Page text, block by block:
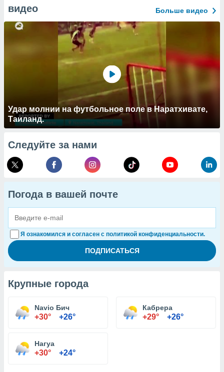
видео Больше видео
Удар молнии на футбольное поле в Наратхивате,
Таиланд.
Следуйте за нами
Погода в вашей почте
Я ознакомился и согласен с политикой конфиденциальности.
Крупные города
Navio Бич
+30° +26°
Кабрера
+29° +26°
Нагуа
+30° +24°